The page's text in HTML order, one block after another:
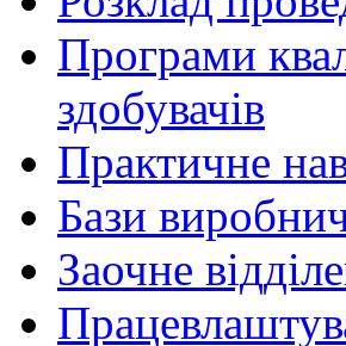
Програми
здобувачів
Практичне
Бази
Заочне